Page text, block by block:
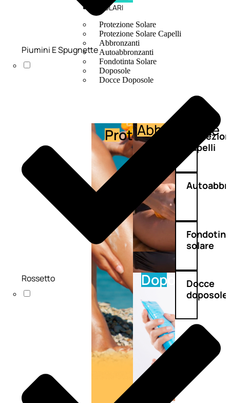
SOLARI
Protezione Solare
Protezione Solare Capelli
Abbronzanti
Autoabbronzanti
Fondotinta Solare
Doposole
Docce Doposole
ProtezioneAbbronzante
Doposole
capelli
solare
Docce
doposole
Piumini E Spugnette
Rossetto